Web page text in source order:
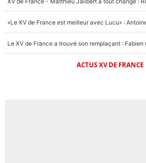
ACTUS XV DE FRANCE